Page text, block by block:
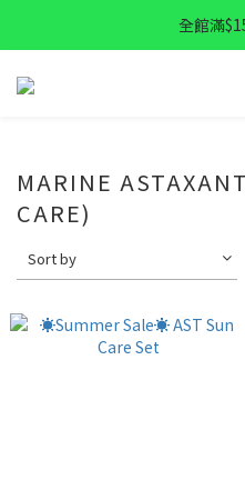
✨逆齡秘訣✨
全館滿
✨逆齡秘訣✨
MARINE
CARE)
Sort by